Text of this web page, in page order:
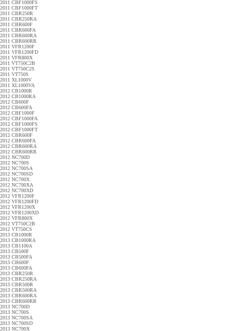
2011 CBF1000FS
2011 CBF1000FT
2011 CBR250R
2011 CBR250RA
2011 CBR600F
2011 CBR600FA
2011 CBR600RA
2011 CBR600RR
2011 VFR1200F
2011 VFR1200FD
2011 VFR800X
2011 VT750C2B
2011 VT750C2S
2011 VT750S
2011 XL1000V
2011 XL1000VA
2012 CB1000R
2012 CB1000RA
2012 CB600F
2012 CB600FA
2012 CBF1000F
2012 CBF1000FA
2012 CBF1000FS
2012 CBF1000FT
2012 CBR600F
2012 CBR600FA
2012 CBR600RA
2012 CBR600RR
2012 NC700D
2012 NC700S
2012 NC700SA
2012 NC700SD
2012 NC700X
2012 NC700XA
2012 NC700XD
2012 VFR1200F
2012 VFR1200FD
2012 VFR1200X
2012 VFR1200XD
2012 VFR800X
2012 VT750C2B
2012 VT750CS
2013 CB1000R
2013 CB1000RA
2013 CB1100A
2013 CB500F
2013 CB500FA
2013 CB600F
2013 CB600FA
2013 CBR250R
2013 CBR250RA
2013 CBR500R
2013 CBR500RA
2013 CBR600RA
2013 CBR600RR
2013 NC700D
2013 NC700S
2013 NC700SA
2013 NC700SD
2013 NC700X